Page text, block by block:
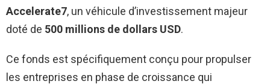
Accelerate7, un véhicule d’investissement majeur
doté de 500 millions de dollars USD.
Ce fonds est spécifiquement conçu pour propulser
les entreprises en phase de croissance qui